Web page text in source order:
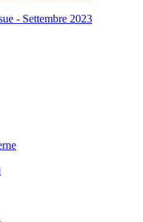
- Settembre 2023